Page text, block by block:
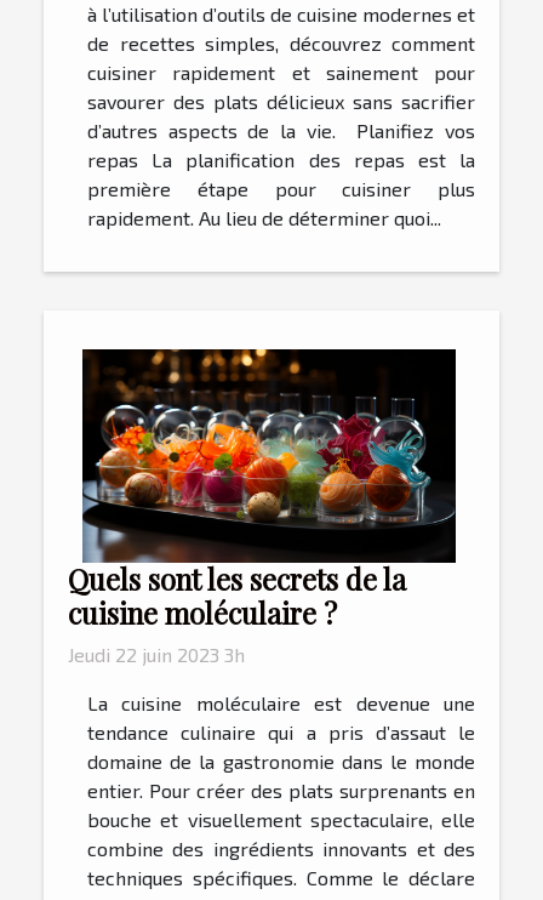
à l’utilisation d’outils de cuisine modernes et
de recettes simples, découvrez comment
cuisiner rapidement et sainement pour
savourer des plats délicieux sans sacrifier
d’autres aspects de la vie. Planifiez vos
repas La planification des repas est la
première étape pour cuisiner plus
rapidement. Au lieu de déterminer quoi...
Quels sont les secrets de la
cuisine moléculaire ?
Jeudi 22 juin 2023 3h
La cuisine moléculaire est devenue une
tendance culinaire qui a pris d’assaut le
domaine de la gastronomie dans le monde
entier. Pour créer des plats surprenants en
bouche et visuellement spectaculaire, elle
combine des ingrédients innovants et des
techniques spécifiques. Comme le déclare